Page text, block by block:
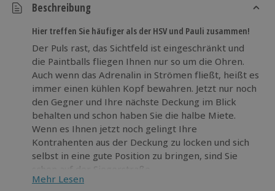
Beschreibung
Hier treffen Sie häufiger als der HSV und Pauli zusammen!
Der Puls rast, das Sichtfeld ist eingeschränkt und
die Paintballs fliegen Ihnen nur so um die Ohren.
Auch wenn das Adrenalin in Strömen fließt, heißt es
immer einen kühlen Kopf bewahren. Jetzt nur noch
den Gegner und Ihre nächste Deckung im Blick
behalten und schon haben Sie die halbe Miete.
Wenn es Ihnen jetzt noch gelingt Ihre
Kontrahenten aus der Deckung zu locken und sich
selbst in eine gute Position zu bringen, sind Sie
schon auf der Siegerstraße.
Mehr Lesen